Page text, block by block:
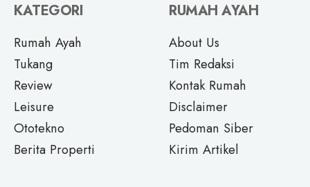
KATEGORI
Rumah Ayah
Tukang
Review
Leisure
Ototekno
Berita Properti
RUMAH AYAH
About Us
Tim Redaksi
Kontak Rumah
Disclaimer
Pedoman Siber
Kirim Artikel